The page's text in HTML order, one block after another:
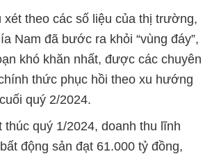
xét theo các số liệu của thị trường,
Nam đã bước ra khỏi “vùng đáy”,
khó khăn nhất, được các chuyên
thức phục hồi theo xu hướng
quý 2/2024.
thúc quý 1/2024, doanh thu lĩnh
động sản đạt 61.000 tỷ đồng,